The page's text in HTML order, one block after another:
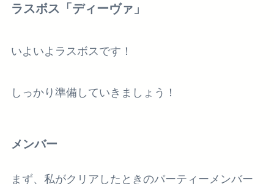
ラスボス「ディーヴァ」
いよいよラスボスです！
しっかり準備していきましょう！
メンバー
まず、私がクリアしたときのパーティーメンバー